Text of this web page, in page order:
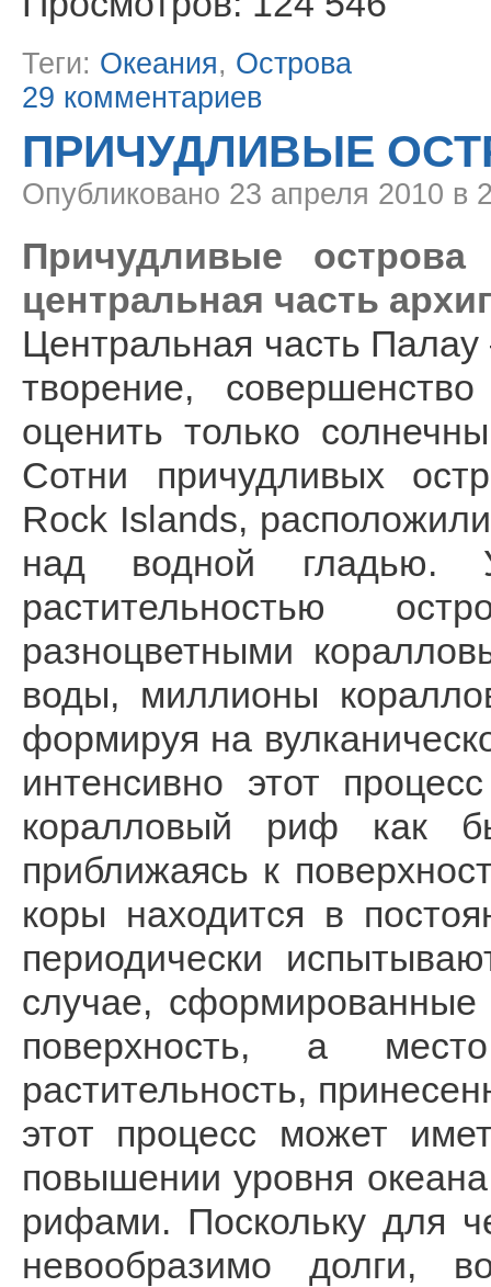
Теги: Океания, Острова
29 комментариев
ПРИЧУДЛИВЫЕ
Опубликовано 23 апреля 2010 в
Причудливые
центральная часть
Центральная часть Палау
творение,
оценить только
Сотни причудливых
Rock Islands,
над водной гладью.
растительностью
разноцветными
воды, миллионы
формируя на
интенсивно этот
коралловый риф как
приближаясь к
коры находится в
периодически
случае,
поверхность, а
растительность,
этот процесс может
повышении уровня
рифами. Поскольку для
невообразимо долги,